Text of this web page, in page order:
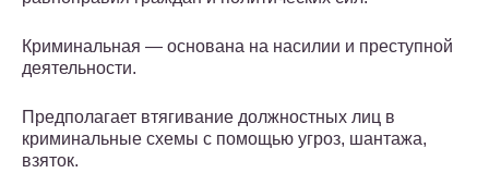
Криминальная — основана на насилии и преступной
деятельности.
Предполагает втягивание должностных лиц в
криминальные схемы с помощью угроз, шантажа,
взяток.